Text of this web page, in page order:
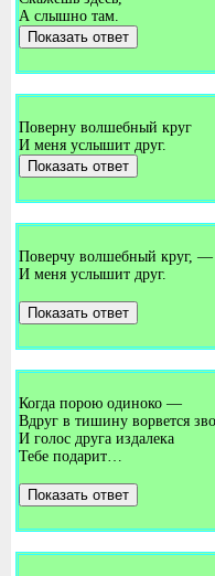
А слышно там.
Показать ответ
Поверну волшебный круг
И меня услышит друг.
Показать ответ
Поверчу волшебный круг, —
И меня услышит друг.
Показать ответ
Когда порою одиноко —
Вдруг в тишину ворвется
И голос друга издалека
Тебе подарит…
Показать ответ